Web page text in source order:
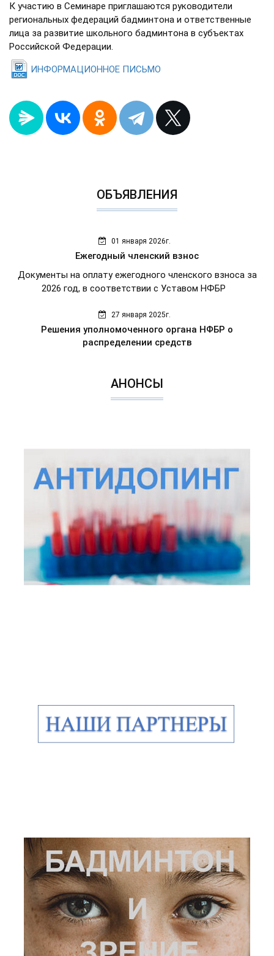
К участию в Семинаре приглашаются руководители
региональных федераций бадминтона и ответственные
лица за развитие школьного бадминтона в субъектах
Российской Федерации.
ИНФОРМАЦИОННОЕ ПИСЬМО
ОБЪЯВЛЕНИЯ
01 января 2026г.
Ежегодный членский взнос
Документы на оплату ежегодного членского взноса за
2026 год, в соответствии с Уставом НФБР
27 января 2025г.
Решения уполномоченного органа НФБР о
распределении средств
АНОНСЫ